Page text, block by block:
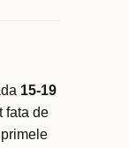
15-19
fata de